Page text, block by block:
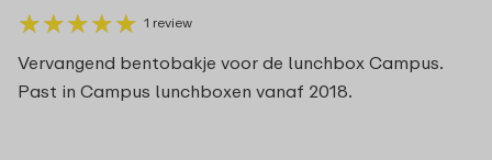
★★★★★
★★★★★ 1 review
Vervangend bentobakje voor de lunchbox Campus.
Past in Campus lunchboxen vanaf 2018.